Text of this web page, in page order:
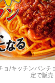
ョ/キッチンパンチ
定で販売